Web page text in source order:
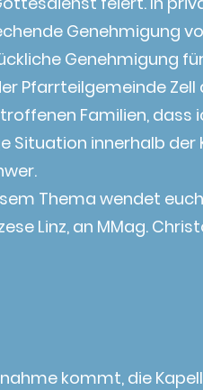
Genehmigung
Genehmigung
Pfarrteilgemeinde
Familien,
Situation innerhalb
Thema wendet
Linz, an MMag.
kommt, die